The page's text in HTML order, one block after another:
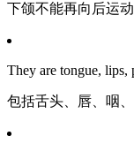
下颌不能再向后运动
They are tongue, lips,
包括舌头、唇、咽